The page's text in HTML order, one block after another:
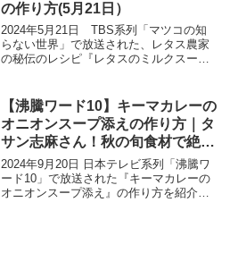
の作り方(5月21日）
2024年5月21日 TBS系列「マツコの知
らない世界」で放送された、レタス農家
の秘伝のレシピ『レタスのミルクスー
か思いつきませんが、食べたレタス8000
株以上300年...
【沸騰ワード10】キーマカレーの
オニオンスープ添えの作り方｜タ
サン志麻さん！秋の旬食材で絶品
料理ＳＰ(9月20日）
2024年9月20日 日本テレビ系列「沸騰ワ
ード10」で放送された『キーマカレーの
オニオンスープ添え』の作り方を紹介し